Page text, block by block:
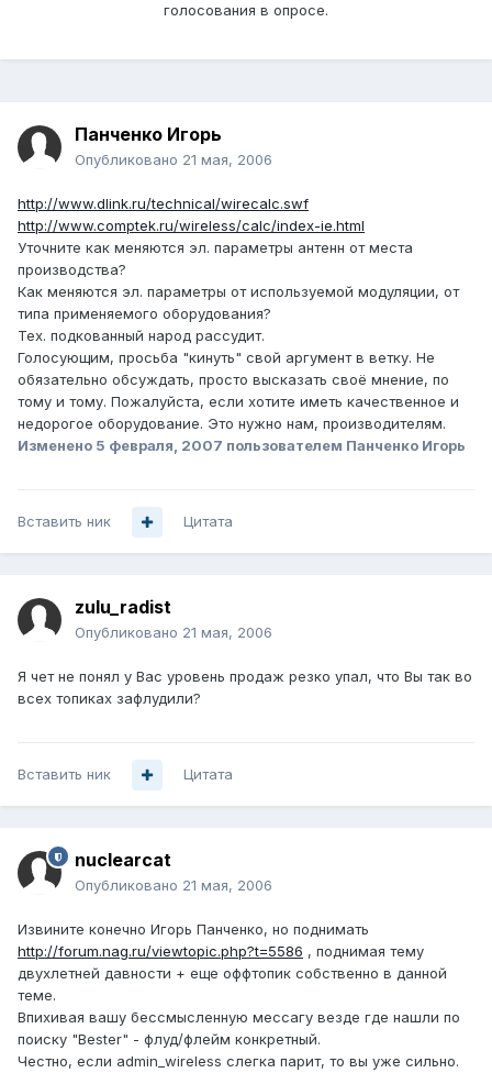
голосования в опросе.
Панченко Игорь
Опубликовано 21 мая, 2006
http://www.dlink.ru/technical/wirecalc.swf
http://www.comptek.ru/wireless/calc/index-ie.html
Уточните как меняются эл. параметры антенн от места
производства?
Как меняются эл. параметры от используемой модуляции, от
типа применяемого оборудования?
Тех. подкованный народ рассудит.
Голосующим, просьба "кинуть" свой аргумент в ветку. Не
обязательно обсуждать, просто высказать своё мнение, по
тому и тому. Пожалуйста, если хотите иметь качественное и
недорогое оборудование. Это нужно нам, производителям.
Изменено 5 февраля, 2007 пользователем Панченко Игорь
Вставить ник Цитата
zulu_radist
Опубликовано 21 мая, 2006
Я чет не понял у Вас уровень продаж резко упал, что Вы так во
всех топиках зафлудили?
Вставить ник Цитата
nuclearcat
Опубликовано 21 мая, 2006
Извините конечно Игорь Панченко, но поднимать
http://forum.nag.ru/viewtopic.php?t=5586 , поднимая тему
двухлетней давности + еще оффтопик собственно в данной
теме.
Впихивая вашу бессмысленную мессагу везде где нашли по
поиску "Bester" - флуд/флейм конкретный.
Честно, если admin_wireless слегка парит, то вы уже сильно.